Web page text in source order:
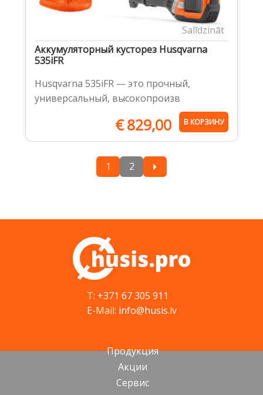
Salīdzināt
Aккумуляторный кусторез Husqvarna
535iFR
Husqvarna 535iFR — это прочный,
универсальный, высокопроизв
€829,00 В КОРЗИНУ
1 2
T: +371 67 305 911
E-Mail: info@husis.lv
Продукция
Акции
Cервис